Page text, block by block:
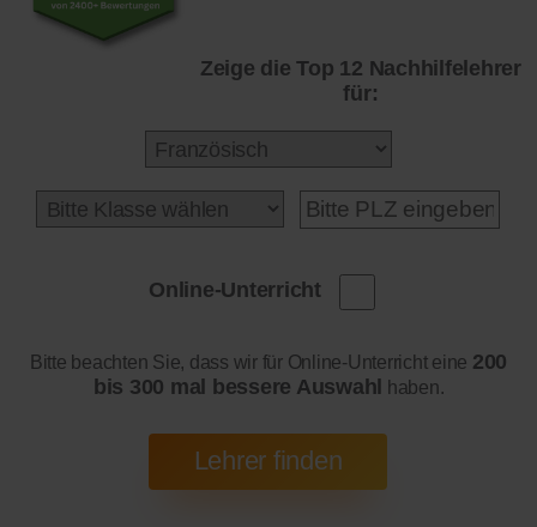
Zeige die Top 12 Nachhilfelehrer
für:
Online-Unterricht
Bitte beachten Sie, dass wir für Online-Unterricht eine 200
bis 300 mal bessere Auswahl haben.